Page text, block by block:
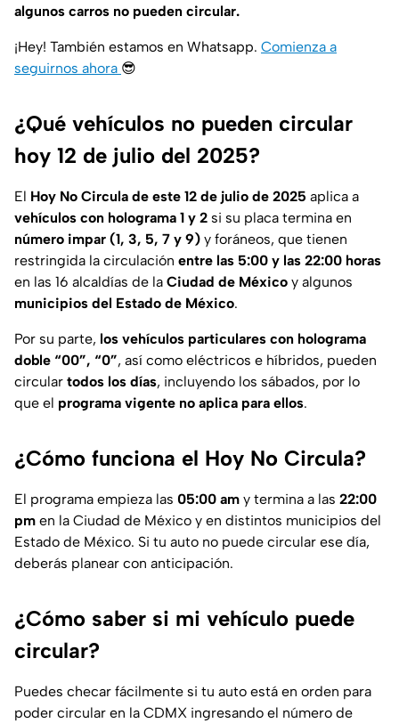
algunos carros no pueden circular.
¡Hey! También estamos en Whatsapp. Comienza a
seguirnos ahora 😎
¿Qué vehículos no pueden circular
hoy 12 de julio del 2025?
El Hoy No Circula de este 12 de julio de 2025 aplica a
vehículos con holograma 1 y 2 si su placa termina en
número impar (1, 3, 5, 7 y 9) y foráneos, que tienen
restringida la circulación entre las 5:00 y las 22:00 horas
en las 16 alcaldías de la Ciudad de México y algunos
municipios del Estado de México.
Por su parte, los vehículos particulares con holograma
doble “00”, “0”, así como eléctricos e híbridos, pueden
circular todos los días, incluyendo los sábados, por lo
que el programa vigente no aplica para ellos.
¿Cómo funciona el Hoy No Circula?
El programa empieza las 05:00 am y termina a las 22:00
pm en la Ciudad de México y en distintos municipios del
Estado de México. Si tu auto no puede circular ese día,
deberás planear con anticipación.
¿Cómo saber si mi vehículo puede
circular?
Puedes checar fácilmente si tu auto está en orden para
poder circular en la CDMX ingresando el número de